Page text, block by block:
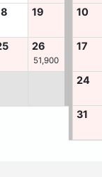
19
26
51,900
10
17
24
31